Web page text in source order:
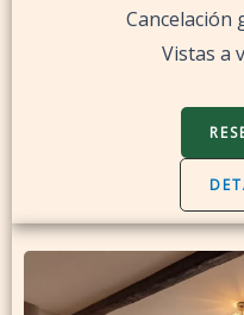
Cancelación
Vistas a